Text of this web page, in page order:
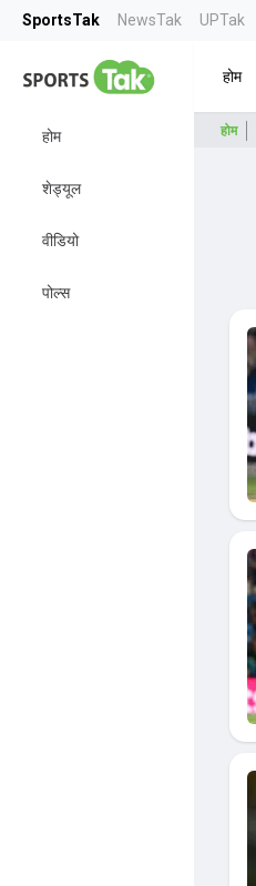
SportsTak NewsTak UPTak
होम
शेड्यूल
वीडियो
पोल्स
होम
होम